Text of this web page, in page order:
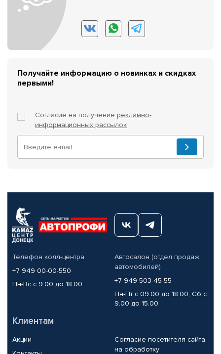
Получайте информацию о новинках и скидках
первыми!
Согласие на получение рекламно-
информационных рассылок
Телефон колл-центра
+7 949 00-00-550
Пн-Вс с 9.00 до 18.00
Автосалон (отдел продаж
автомобилей)
+7 949 503-45-55
Пн-Пт с 09.00 до 18.00, Сб с
9.00 до 15.00
Клиентам
Акции
Согласие посетителя сайта
на обработку